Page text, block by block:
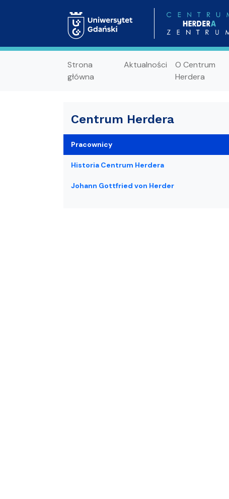
Strona
główna
Aktualności
O Centrum
Herdera
Centrum Herdera
Pracownicy
Historia Centrum Herdera
Johann Gottfried von Herder